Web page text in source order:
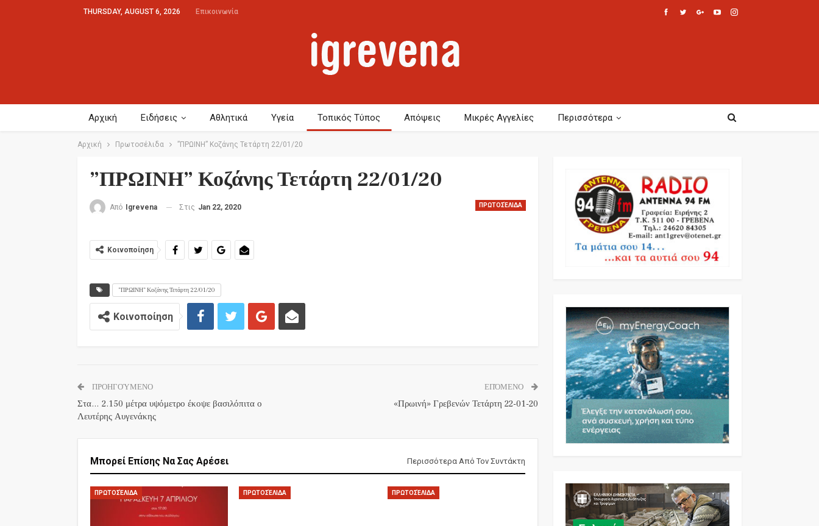
THURSDAY, AUGUST 6, 2026 Επικοινωνία
Αρχική Ειδήσεις Αθλητικά Υγεία Τοπικός Τύπος Απόψεις Μικρές Αγγελίες Περισσότερα
Αρχική Πρωτοσέλιδα ”ΠΡΩΙΝΗ” Κοζάνης Τετάρτη 22/01/20
”ΠΡΩΙΝΗ” Κοζάνης Τετάρτη 22/01/20
ΠΡΩΤΟΣΈΛΙΔΑ
Από Igrevena Στις Jan 22, 2020
Κοινοποίηση
”ΠΡΩΙΝΗ” Κοζάνης Τετάρτη 22/01/20
Κοινοποίηση
ΠΡΟΗΓΟΎΜΕΝΟ
Στα… 2.150 μέτρα υψόμετρο έκοψε βασιλόπιτα ο
Λευτέρης Αυγενάκης
ΕΠΌΜΕΝΟ
«Πρωινή» Γρεβενών Τετάρτη 22-01-20
Μπορεί Επίσης Να Σας Αρέσει Περισσότερα Από Τον Συντάκτη
ΠΡΩΤΟΣΈΛΙΔΑ ΠΡΩΤΟΣΈΛΙΔΑ ΠΡΩΤΟΣΈΛΙΔΑ